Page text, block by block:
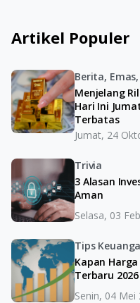
Artikel Populer
Berita,
Menjelang
Hari Ini
Terbatas
Jumat, 24
Trivia
3 Alasan
Aman
Selasa, 03
Tips
Kapan
Terbaru 2026
Senin, 04 Mei